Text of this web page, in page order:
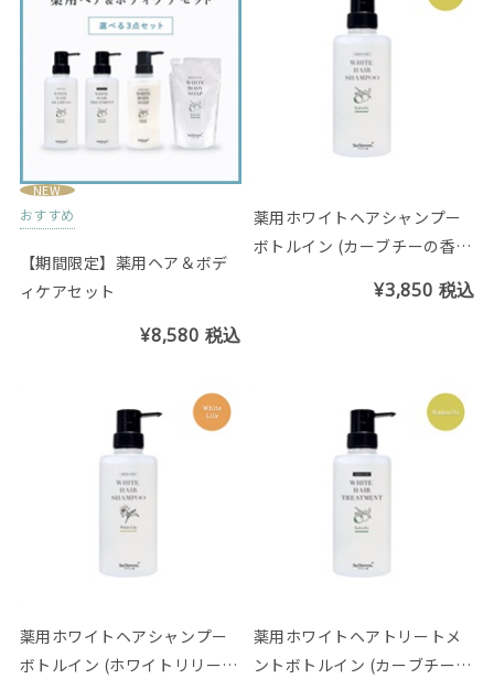
NEW
おすすめ
【期間限定】薬用ヘア＆ボデ
ィケアセット
¥8,580 税込
薬用ホワイトヘアシャンプー
ボトルイン (カーブチーの香
¥3,850 税込
薬用ホワイトヘアシャンプー
ボトルイン (ホワイトリリーの
薬用ホワイトヘアトリートメ
ントボトルイン (カーブチーの